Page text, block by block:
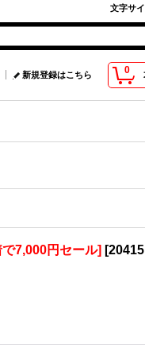
文字サ
0
新規登録はこちら
7,000円セール] [